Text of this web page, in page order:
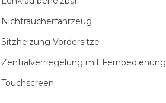
Nichtraucherfahrzeug
Sitzheizung Vordersitze
Zentralverriegelung mit Fernbedienung
Touchscreen